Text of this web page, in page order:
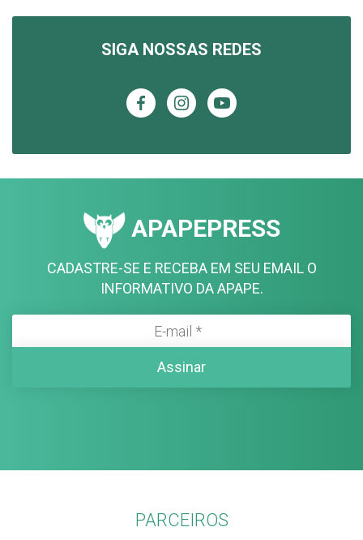
SIGA NOSSAS REDES
APAPEPRESS
CADASTRE-SE E RECEBA EM SEU EMAIL O
INFORMATIVO DA APAPE.
PARCEIROS